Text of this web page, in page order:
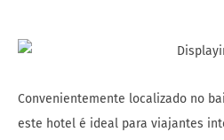
Convenientemente localizado no
este hotel é ideal para viajantes